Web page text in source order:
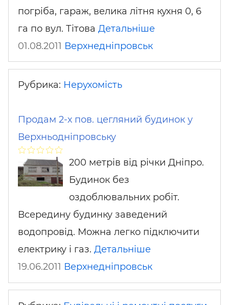
погріба, гараж, велика літня кухня 0, 6
га по вул. Тітова Детальніше
01.08.2011 Верхнедніпровськ
Рубрика: Нерухомість
Продам 2-х пов. цегляний будинок у
Верхньодніпровську
200 метрів від річки Дніпро.
Будинок без
оздоблювальних робіт.
Всередину будинку заведений
водопровід. Можна легко підключити
електрику і газ. Детальніше
19.06.2011 Верхнедніпровськ